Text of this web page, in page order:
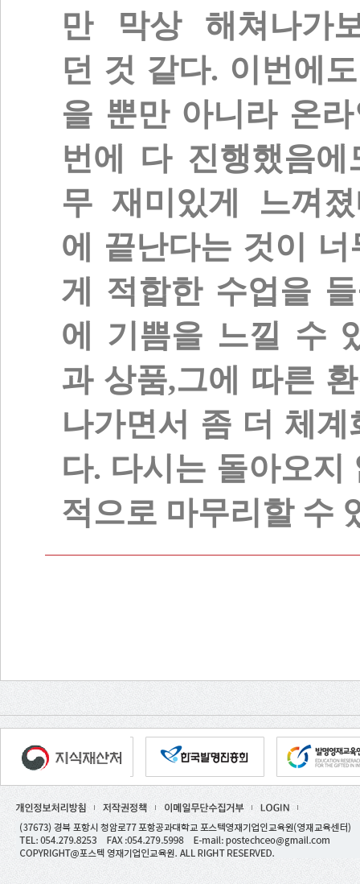
만
막상
해쳐나가
던 것 같다. 이번에도
을 뿐만 아니라 온
번에 다 진행했음에
무 재미있게
느껴
에 끝난다는 것이
너
게 적합한 수업을
에 기쁨을 느낄 수
과 상품,그에 따른
나가면서 좀 더 체계
다. 다시는 돌아오지
적으로 마무리할 수